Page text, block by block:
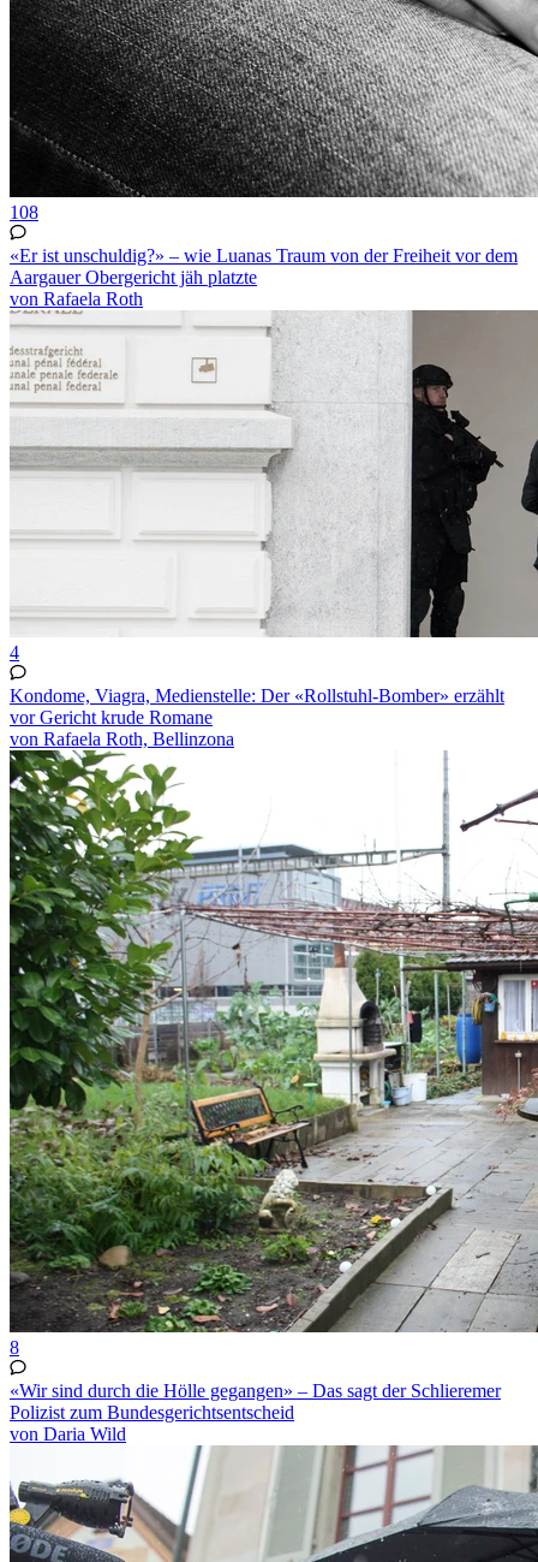
108
«Er ist unschuldig?» – wie Luanas Traum von der Freiheit vor dem
Aargauer Obergericht jäh platzte
von Rafaela Roth
4
Kondome, Viagra, Medienstelle: Der «Rollstuhl-Bomber» erzählt
vor Gericht krude Romane
von Rafaela Roth, Bellinzona
8
«Wir sind durch die Hölle gegangen» – Das sagt der Schlieremer
Polizist zum Bundesgerichtsentscheid
von Daria Wild